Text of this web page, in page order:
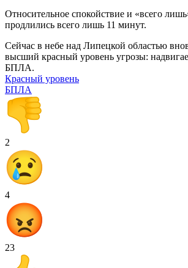
Относительное спокойствие и «всего
продлились всего лишь 11 минут.
Сейчас в небе над Липецкой областью
высший красный уровень угрозы:
БПЛА.
Красный уровень
БПЛА
2
4
23